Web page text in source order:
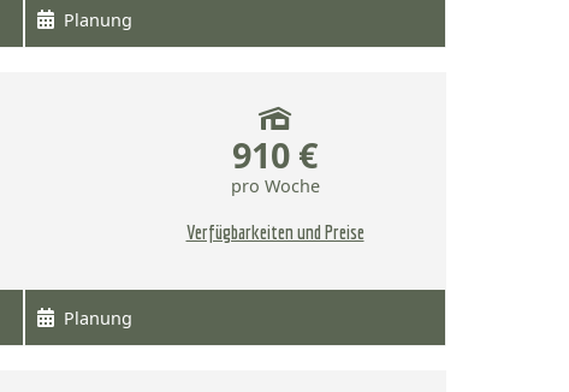
Planung
910 €
pro Woche
Verfügbarkeiten und Preise
Planung